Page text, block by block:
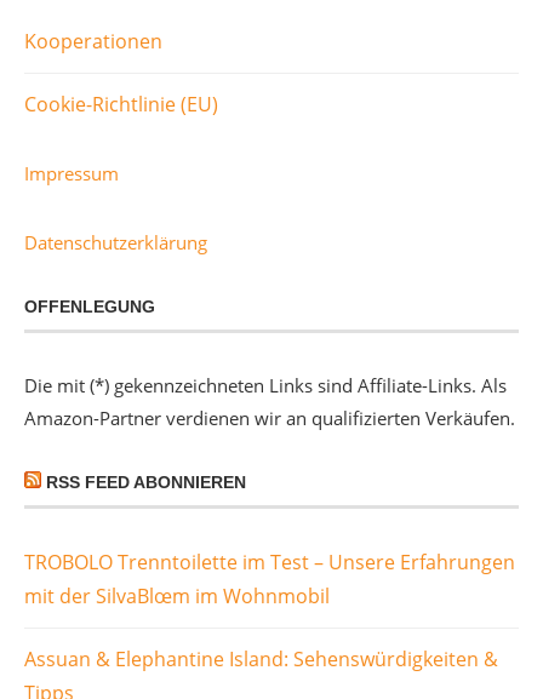
Kooperationen
Cookie-Richtlinie (EU)
Impressum
Datenschutzerklärung
OFFENLEGUNG
Die mit (*) gekennzeichneten Links sind Affiliate-Links. Als
Amazon-Partner verdienen wir an qualifizierten Verkäufen.
RSS FEED ABONNIEREN
TROBOLO Trenntoilette im Test – Unsere Erfahrungen
mit der SilvaBlœm im Wohnmobil
Assuan & Elephantine Island: Sehenswürdigkeiten &
Tipps